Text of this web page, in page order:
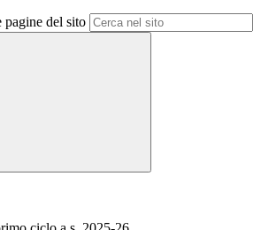
pagine del sito